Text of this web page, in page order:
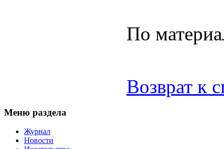
По
Возврат к
Меню раздела
Журнал
Новости